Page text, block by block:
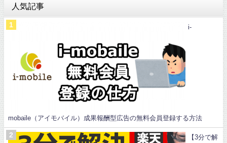
人気記事
i-
mobaile（アイモバイル）成果報酬型広告の無料会員登録する方法
【3分で解